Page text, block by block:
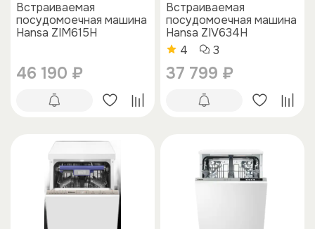
Встраиваемая
посудомоечная машина
Hansa ZIM615H
46 190 ₽
Встраиваемая
посудомоечная машина
Hansa ZIV634H
4
3
37 799 ₽